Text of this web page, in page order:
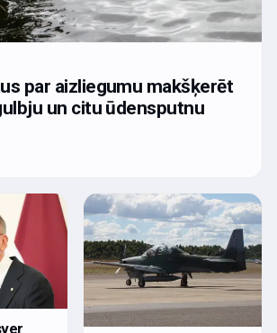
par aizliegumu makšķerēt
un citu ūdensputnu